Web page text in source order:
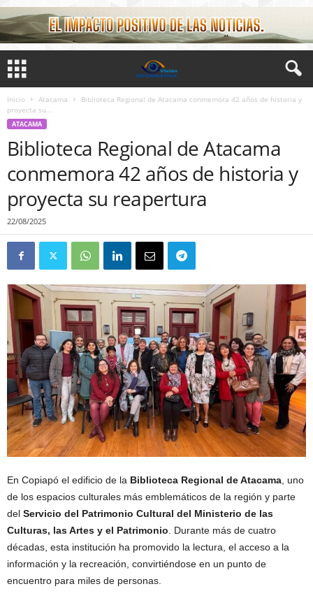
Inicio Atacama
Biblioteca Regional de Atacama conmemora 42 años de historia y
proyecta su...
ATACAMA
Biblioteca Regional de Atacama
conmemora 42 años de historia y
proyecta su reapertura
22/08/2025
En Copiapó el edificio de la Biblioteca Regional de Atacama , uno
de los espacios culturales más emblemáticos de la región y parte
del Servicio del Patrimonio Cultural del Ministerio de las
Culturas, las Artes y el Patrimonio . Durante más de cuatro
décadas, esta institución ha promovido la lectura, el acceso a la
información y la recreación, convirtiéndose en un punto de
encuentro para miles de personas.